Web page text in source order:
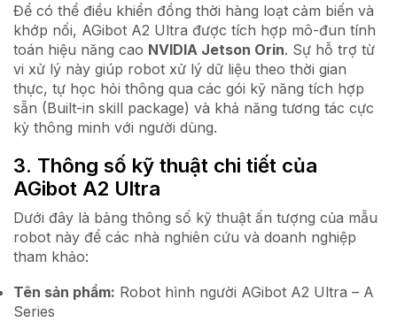
Để có thể điều khiển đồng thời hàng loạt cảm biến và
khớp nối, AGibot A2 Ultra được tích hợp mô-đun tính
toán hiệu năng cao NVIDIA Jetson Orin. Sự hỗ trợ từ
vi xử lý này giúp robot xử lý dữ liệu theo thời gian
thực, tự học hỏi thông qua các gói kỹ năng tích hợp
sẵn (Built-in skill package) và khả năng tương tác cực
kỳ thông minh với người dùng.
3. Thông số kỹ thuật chi tiết của
AGibot A2 Ultra
Dưới đây là bảng thông số kỹ thuật ấn tượng của mẫu
robot này để các nhà nghiên cứu và doanh nghiệp
tham khảo:
Tên sản phẩm: Robot hình người AGibot A2 Ultra – A
Series